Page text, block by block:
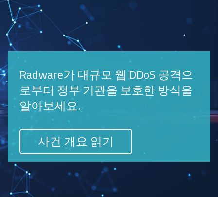
Radware가 대규모 웹 DDoS 공격으
로부터 정부 기관을 보호한 방식을
알아보세요.
사건 개요 읽기